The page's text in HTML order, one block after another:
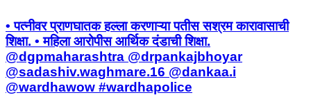
• पत्नीवर प्राणघातक हल्ला करणाऱ्या पतीस सश्रम कारावासाची
शिक्षा. • महिला आरोपीस आर्थिक दंडाची शिक्षा.
@dgpmaharashtra @drpankajbhoyar
@sadashiv.waghmare.16 @dankaa.i
@wardhawow #wardhapolice